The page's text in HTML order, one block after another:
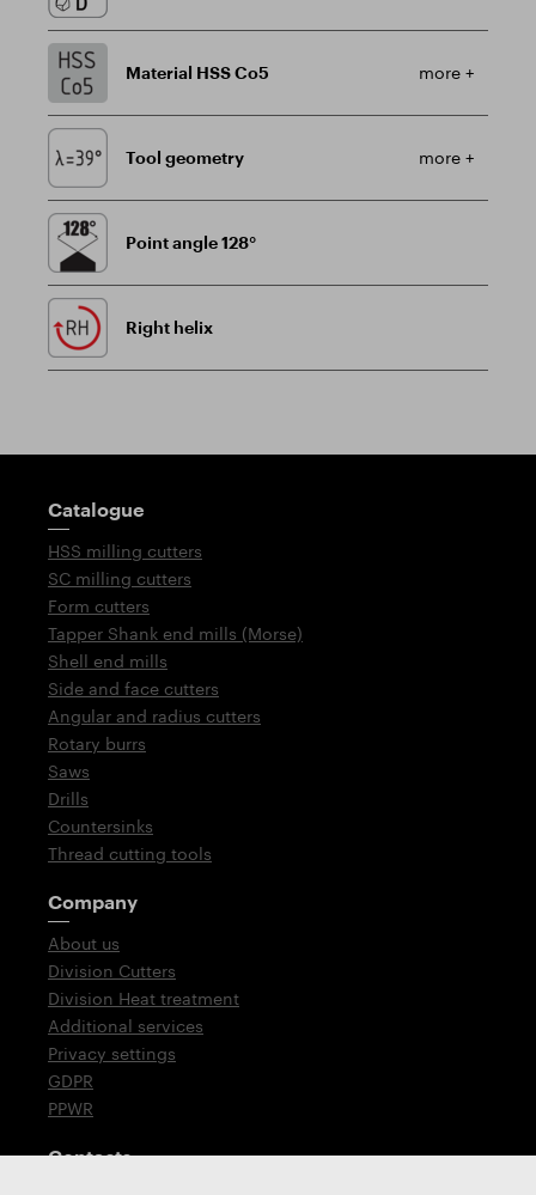
Material HSS Co5 more +
Tool geometry more +
Point angle 128°
Right helix
Guidepost
Catalogue
HSS milling cutters
SC milling cutters
Form cutters
Tapper Shank end mills (Morse)
Shell end mills
Side and face cutters
Angular and radius cutters
Rotary burrs
Saws
Drills
Countersinks
Thread cutting tools
Company
About us
Division Cutters
Division Heat treatment
Additional services
Privacy settings
GDPR
PPWR
Contacts